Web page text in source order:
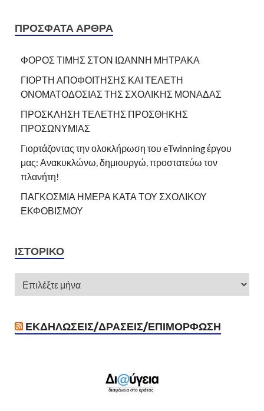
ΠΡΌΣΦΑΤΑ ΆΡΘΡΑ
ΦΟΡΟΣ ΤΙΜΗΣ ΣΤΟΝ ΙΩΑΝΝΗ ΜΗΤΡΑΚΑ
ΓΙΟΡΤΗ ΑΠΟΦΟΙΤΗΣΗΣ ΚΑΙ ΤΕΛΕΤΗ
ΟΝΟΜΑΤΟΔΟΣΙΑΣ ΤΗΣ ΣΧΟΛΙΚΗΣ ΜΟΝΑΔΑΣ
ΠΡΟΣΚΛΗΣΗ ΤΕΛΕΤΗΣ ΠΡΟΣΘΗΚΗΣ
ΠΡΟΣΩΝΥΜΙΑΣ
Γιορτάζοντας την ολοκλήρωση του eTwinning έργου
μας: Ανακυκλώνω, δημιουργώ, προστατεύω τον
πλανήτη!
ΠΑΓΚΟΣΜΙΑ ΗΜΕΡΑ ΚΑΤΑ ΤΟΥ ΣΧΟΛΙΚΟΥ
ΕΚΦΟΒΙΣΜΟΥ
ΙΣΤΟΡΙΚΌ
ΕΚΔΗΛΏΣΕΙΣ/ΔΡΆΣΕΙΣ/ΕΠΙΜΌΡΦΩΣΗ